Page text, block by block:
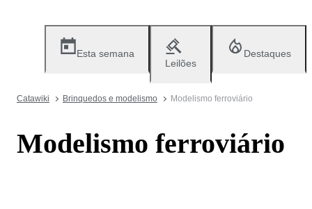
Esta semana
Leilões
Destaques
Catawiki Brinquedos e modelismo Modelismo ferroviário
Modelismo ferroviário